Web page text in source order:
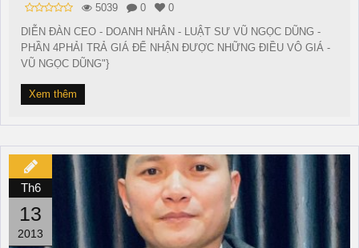
5039 0
0
DIỄN ĐÀN CEO - DOANH NHÂN - LUẬT SƯ VŨ NGỌC DŨNG -
PHẦN 4PHẢI TRẢ GIÁ ĐỂ NHẬN ĐƯỢC NHỮNG ĐIỀU VÔ GIÁ -
VŨ NGỌC DŨNG"}
Xem thêm
Th6
13
2013